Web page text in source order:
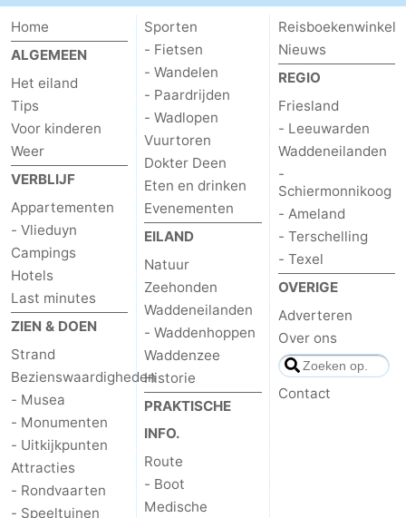
Home
ALGEMEEN
Het eiland
Tips
Voor kinderen
Weer
VERBLIJF
Appartementen
- Vlieduyn
Campings
Hotels
Last minutes
ZIEN & DOEN
Strand
Bezienswaardigheden
- Musea
- Monumenten
- Uitkijkpunten
Attracties
- Rondvaarten
- Speeltuinen
Sporten
- Fietsen
- Wandelen
- Paardrijden
- Wadlopen
Vuurtoren
Dokter Deen
Eten en drinken
Evenementen
EILAND
Natuur
Zeehonden
Waddeneilanden
- Waddenhoppen
Waddenzee
Historie
PRAKTISCHE
INFO.
Route
- Boot
Medische
Reisboekenwinkel
Nieuws
REGIO
Friesland
- Leeuwarden
Waddeneilanden
-
Schiermonnikoog
- Ameland
- Terschelling
- Texel
OVERIGE
Adverteren
Over ons
Contact